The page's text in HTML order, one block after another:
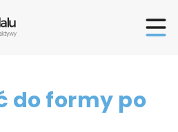
do formy po